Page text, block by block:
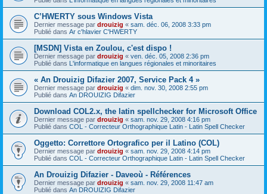
C’HWERTY sous Windows Vista
Dernier message par drouizig « sam. déc. 06, 2008 3:33 pm
Publié dans Ar c'hlavier C'HWERTY
[MSDN] Vista en Zoulou, c'est dispo !
Dernier message par drouizig « ven. déc. 05, 2008 2:36 pm
Publié dans L'informatique en langues régionales et minoritaires
« An Drouizig Difazier 2007, Service Pack 4 »
Dernier message par drouizig « dim. nov. 30, 2008 2:55 pm
Publié dans An DROUIZIG Difazier
Download COL2.x, the latin spellchecker for Microsoft Office
Dernier message par drouizig « sam. nov. 29, 2008 4:16 pm
Publié dans COL - Correcteur Orthographique Latin - Latin Spell Checker
Oggetto: Correttore Ortografico per il Latino (COL)
Dernier message par drouizig « sam. nov. 29, 2008 4:14 pm
Publié dans COL - Correcteur Orthographique Latin - Latin Spell Checker
An Drouizig Difazier - Daveoù - Références
Dernier message par drouizig « sam. nov. 29, 2008 11:47 am
Publié dans An DROUIZIG Difazier